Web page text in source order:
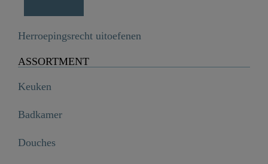
Herroepingsrecht uitoefenen
ASSORTMENT
Keuken
Badkamer
Douches